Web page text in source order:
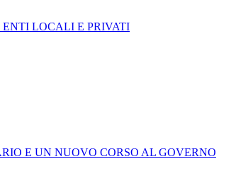
LOCALI E PRIVATI
E UN NUOVO CORSO AL GOVERNO